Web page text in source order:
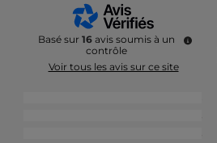
Basé sur 16 avis soumis à un
contrôle
Voir tous les avis sur ce site